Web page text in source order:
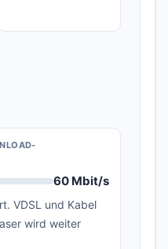
60 Mbit/s
VDSL und Kabel
wird weiter